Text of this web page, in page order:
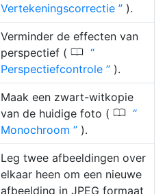
Vertekeningscorrectie ).
Verminder de effecten van
perspectief ( 0
Perspectiefcontrole ).
Maak een zwart-witkopie
van de huidige foto ( 0
Monochroom ).
Leg twee afbeeldingen over
elkaar heen om een nieuwe
afbeelding in JPEG formaat